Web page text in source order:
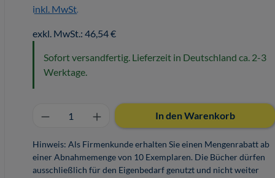
inkl. MwSt.
exkl. MwSt.: 46,54 €
Sofort versandfertig. Lieferzeit in Deutschland ca. 2-3
Werktage.
Produkt Anzahl: Gib denIn den Warenkorb
Hinweis: Als Firmenkunde erhalten Sie einen Mengenrabatt ab
einer Abnahmemenge von 10 Exemplaren. Die Bücher dürfen
ausschließlich für den Eigenbedarf genutzt und nicht weiter